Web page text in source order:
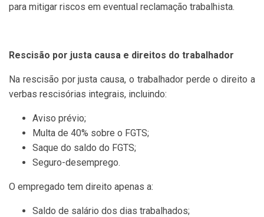
para mitigar riscos em eventual reclamação trabalhista.
Rescisão por justa causa e direitos do trabalhador
Na rescisão por justa causa, o trabalhador perde o direito a
verbas rescisórias integrais, incluindo:
Aviso prévio;
Multa de 40% sobre o FGTS;
Saque do saldo do FGTS;
Seguro-desemprego.
O empregado tem direito apenas a:
Saldo de salário dos dias trabalhados;